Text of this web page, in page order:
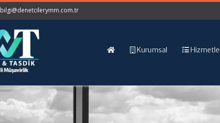
bilgi@denetcilerymm.com.tr
Kurumsal